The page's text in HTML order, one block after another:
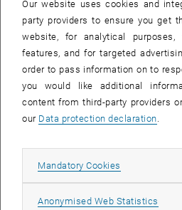
Aus diesem Anlass lädt die Gruppe zu
am12. Mai 2000, ab 10:00 an die TU
fürrechnergestützte Automation (183/
Favoritenstr.9/StiegeIII/4.Stock, gelber
Der Tag der offenen Tür ist als
zu dem eine Reihe von Kollegen,
Organisationen und der Presse
PRIP Koordinator eines
des Fonds zur Förderung
an dem 10 verschiedene Institutein
Our website uses cookies and
party providers to ensure you get
website, for analytical
features, and for targeted
order to pass information on to
you would like additional
content from third-party providers
our Data protection declaration
Mandatory Cookies Allow
Anonymised Web Statistics